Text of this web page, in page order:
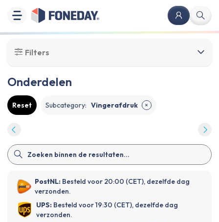
Filters
Onderdelen
Reset Subcategory: Vingerafdruk ✕
PostNL: Besteld voor 20:00 (CET), dezelfde dag
verzonden.
UPS: Besteld voor 19:30 (CET), dezelfde dag
verzonden.